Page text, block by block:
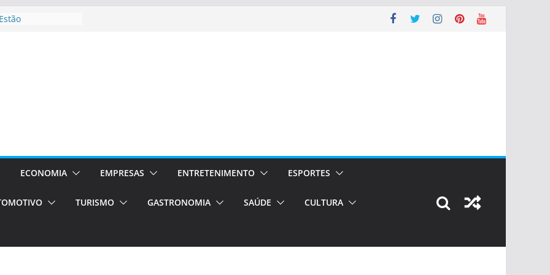
em Porto
de transfer,
de alto padrão
–
o segundo
únicas e
volta!
ECONOMIA EMPRESAS ENTRETENIMENTO ESPORTES
TURISMO GASTRONOMIA SAÚDE CULTURA